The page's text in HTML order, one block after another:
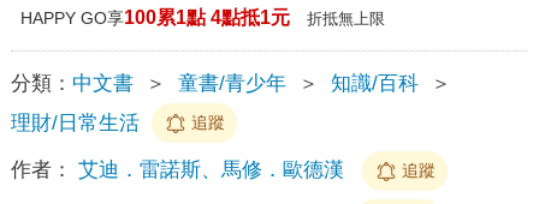
HAPPY GO享100累1點 4點抵1元 折抵無上限
分類： 中文書 ＞ 童書/青少年 ＞ 知識/百科
＞
理財/日常生活
追蹤
作者： 艾迪．雷諾斯、馬修．歐德漢 追蹤